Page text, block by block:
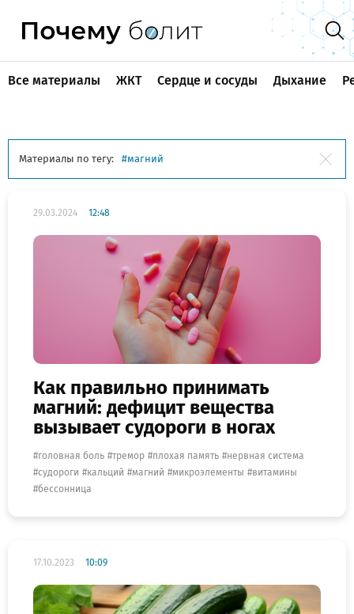
Все материалы ЖКТ Сердце и сосуды Дыхание
Материалы по тегу: магний
29.03.2024 12:48
Как правильно принимать
магний: дефицит вещества
вызывает судороги в ногах
головная боль тремор плохая память
нервная система
судороги
кальций магний микроэлементы
витамины
бессонница
17.10.2023 10:09